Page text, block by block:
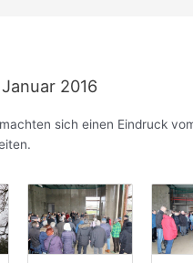
2016
sich einen Eindruck